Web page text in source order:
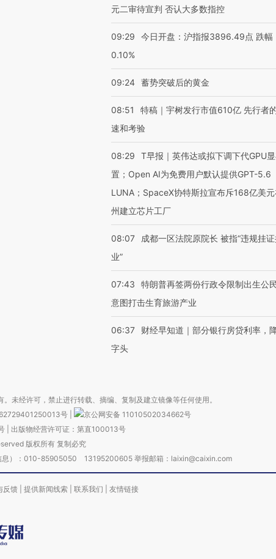
元二审待宣判 否认大多数指控
09:29
今日开盘：沪指报3896.49点 跌幅
0.10%
09:24 蓄势突破后的黄金
08:51
特稿｜宇树发行市值610亿 先行者
速和考验
08:29
T早报｜英伟达或拟下调下代GPU
置；Open AI为免费用户默认提供GPT-5.6
LUNA；SpaceX协特斯拉宣布斥168亿美
州建立芯片工厂
08:07
成都一区法院原院长 被指“违规挂证
业”
07:43
特朗普再签两份行政令限制出生公
意图打击生育旅游产业
06:37
财经早知道｜部分银行房贷利率，
字头
未经许可，禁止进行转载、摘编、复制及建立镜像等任何使用。
号
京公网安备 11010502034662号
| 出版物经营许可证：第直100013号
版权所有 复制必究
息）：010-85905050 13195200605 举报邮箱：laixin@caixin.com
反馈 提供新闻线索 联系我们 友情链接